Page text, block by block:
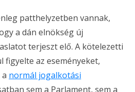
patthelyzetben vannak,
a dán elnökség új
terjeszt elő. A kötelezetti
figyelte az eseményeket,
normál jogalkotási
sem a Parlament, sem a